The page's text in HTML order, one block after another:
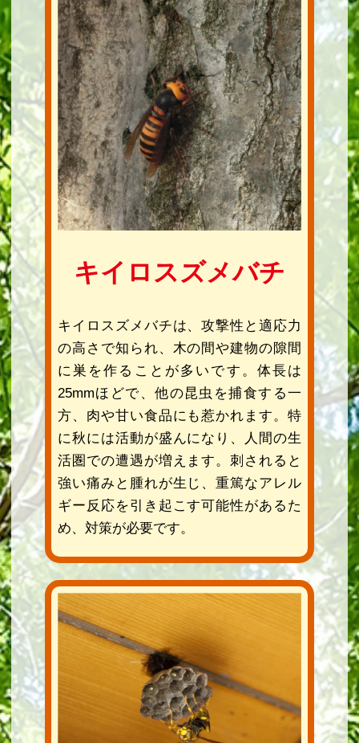
キイロスズメバチ
キイロスズメバチは、攻撃性と適応力
の高さで知られ、木の間や建物の隙間
に巣を作ることが多いです。体長は
25mmほどで、他の昆虫を捕食する一
方、肉や甘い食品にも惹かれます。特
に秋には活動が盛んになり、人間の生
活圏での遭遇が増えます。刺されると
強い痛みと腫れが生じ、重篤なアレル
ギー反応を引き起こす可能性があるた
め、対策が必要です。